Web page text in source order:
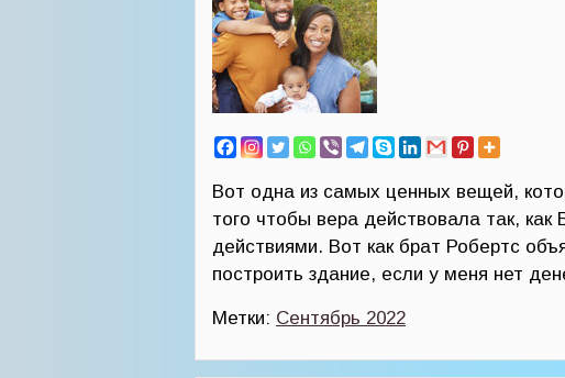
Вот одна из самых ценных вещей,
того чтобы вера действовала так,
действиями. Вот как брат Робертс
построить здание, если у меня нет
Метки: Сентябрь 2022